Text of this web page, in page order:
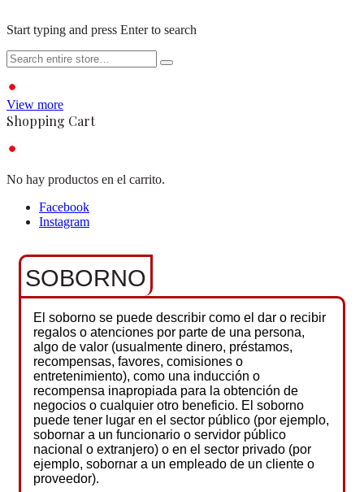
Start typing and press Enter to search
View more
Shopping Cart
No hay productos en el carrito.
Facebook
Instagram
SOBORNO
El soborno se puede describir como el dar o recibir
regalos o atenciones por parte de una persona,
algo de valor (usualmente dinero, préstamos,
recompensas, favores, comisiones o
entretenimiento), como una inducción o
recompensa inapropiada para la obtención de
negocios o cualquier otro beneficio. El soborno
puede tener lugar en el sector público (por ejemplo,
sobornar a un funcionario o servidor público
nacional o extranjero) o en el sector privado (por
ejemplo, sobornar a un empleado de un cliente o
proveedor).